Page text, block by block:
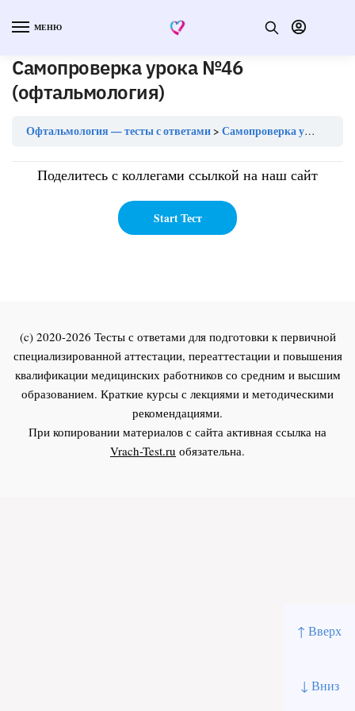
↑ Вверх
↓ Вниз
МЕНЮ
Самопроверка урока №46
(офтальмология)
Офтальмология — тесты с ответами Самопроверка урока №46 (офтальмология)
Поделитесь с коллегами ссылкой на наш сайт
(c) 2020-2026 Тесты с ответами для подготовки к первичной
специализированной аттестации, переаттестации и повышения
квалификации медицинских работников со средним и высшим
образованием. Краткие курсы с лекциями и методическими
рекомендациями.
При копировании материалов с сайта активная ссылка на
Vrach-Test.ru обязательна.